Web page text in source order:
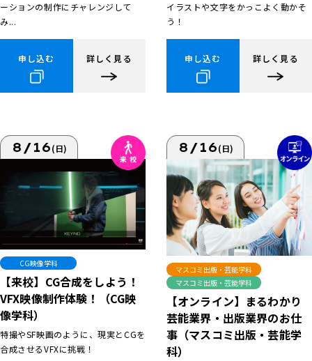
ーションの制作にチャレンジして
み...
申し込む 詳しく見る
イラストや文字をかっこよく動かそ
う！
申し込む 詳しく見る
8/16(日)
CG映像学科
【来校】CG合成をしよう！
VFX映像制作体験！（CG映
像学科）
特撮やSF映画のように、現実とCGを
合成させるVFXに挑戦！
8/16(日)
マスコミ出版・芸能学科
マスコミ出版・芸能学科
【オンライン】まるわかり
芸能業界・出版業界のお仕
事（マスコミ出版・芸能学
科）